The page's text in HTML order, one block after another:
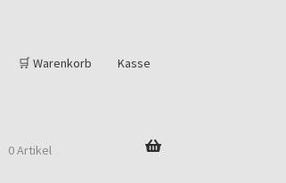
🛒 Warenkorb Kasse
0 Artikel